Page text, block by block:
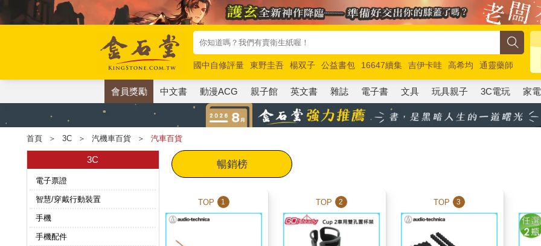
國中自修評量 東野圭吾 楊双子 公益書包 16647續集 吉伊卡哇 高希均
通靈藥師
唯紅花綻放
奧德賽 路邊攤新作 馬斯克 玩具總動員5 超慢跑
會員獎勵 中文書 動漫ACG 親子館 英文書 雜誌 電子書 文具 玩具親子 3C電玩 家電
首頁 ＞ 3C ＞ 汽機車百貨 ＞ 汽車百貨
3C
電子票證
智慧/穿戴行動裝置
手機
手機配件
暢銷榜
TOP 1 TOP 2 TOP 3